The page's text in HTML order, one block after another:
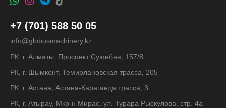
+7 (701) 588 50 05
info@globusmachinery.kz
РК, г. Алматы, Проспект Суюнбая, 157/8
РК, г. Шымкент, Темирлановская трасса, 205
РК, г. Астана, Астана-Караганда трасса, 3
РК, г. Атырау, Мкр-н Мирас, ул. Турара Рыскулова, стр. 4а